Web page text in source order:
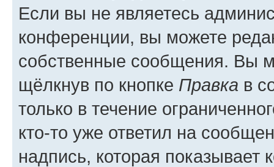
Если вы не являетесь
конференции, вы можете
собственные сообщения. Вы
щёлкнув по кнопке Правка в
только в течение
кто-то уже ответил на
надпись, которая показывает